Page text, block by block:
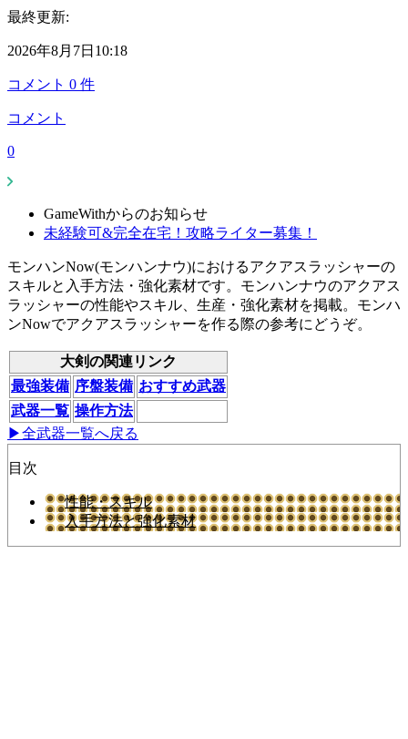
最終更新:
2026年8月7日10:18
コメント 0 件
コメント
0
GameWithからのお知らせ
未経験可&完全在宅！攻略ライター募集！
モンハンNow(モンハンナウ)におけるアクアスラッシャーの
スキルと入手方法・強化素材です。モンハンナウのアクアス
ラッシャーの性能やスキル、生産・強化素材を掲載。モンハ
ンNowでアクアスラッシャーを作る際の参考にどうぞ。
大剣の関連リンク
最強装備 序盤装備 おすすめ武器
武器一覧 操作方法
▶全武器一覧へ戻る
目次
性能・スキル
入手方法と強化素材